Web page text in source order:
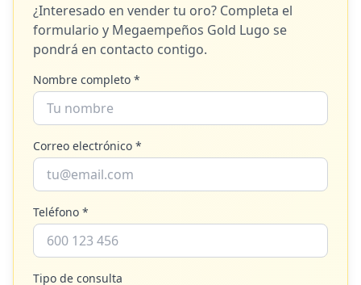
¿Interesado en vender tu oro? Completa el
formulario y Megaempeños Gold Lugo se
pondrá en contacto contigo.
Nombre completo *
Correo electrónico *
Teléfono *
Tipo de consulta